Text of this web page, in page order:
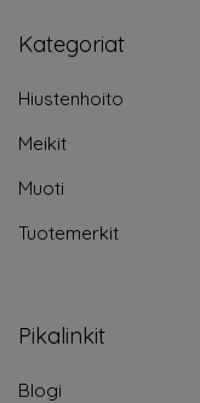
Kategoriat
Hiustenhoito
Meikit
Muoti
Tuotemerkit
Pikalinkit
Blogi